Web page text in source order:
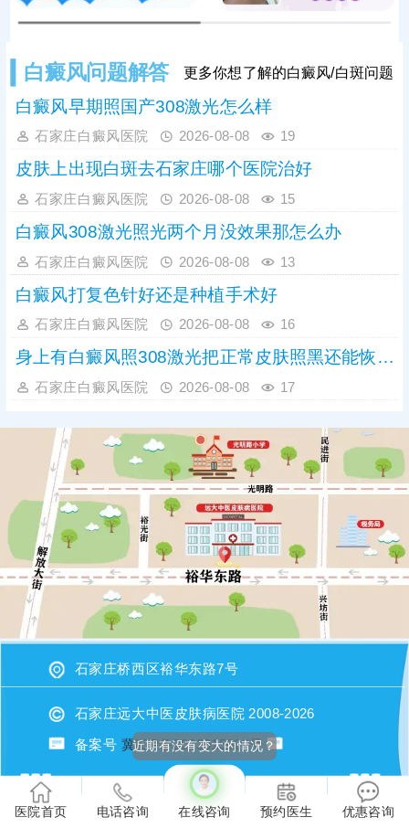
白癜风问题解答 更多你想了解的白癜风/白斑问题
白癜风早期照国产308激光怎么样
石家庄白癜风医院 2026-08-08 19
皮肤上出现白斑去石家庄哪个医院治好
石家庄白癜风医院 2026-08-08 15
白癜风308激光照光两个月没效果那怎么办
石家庄白癜风医院 2026-08-08 13
白癜风打复色针好还是种植手术好
石家庄白癜风医院 2026-08-08 16
身上有白癜风照308激光把正常皮肤照黑还能恢复吗
石家庄白癜风医院 2026-08-08 17
石家庄桥西区裕华东路7号
石家庄远大中医皮肤病医院 2008-2026
备案号 冀ICP备2023015620号
医院首页 电话咨询 在线咨询
近期有没有变大的情况？
预约医生 优惠咨询